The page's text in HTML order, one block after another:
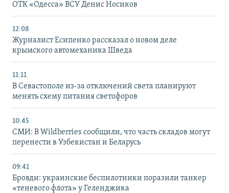
ОТК «Одесса» ВСУ Денис Носиков
12:08
Журналист Есипенко рассказал о новом деле
крымского автомеханика Шведа
11:11
В Севастополе из-за отключений света планируют
менять схему питания светофоров
10:45
СМИ: В Wildberries сообщили, что часть складов могут
перенести в Узбекистан и Беларусь
09:41
Бровди: украинские беспилотники поразили танкер
«теневого флота» у Геленджика